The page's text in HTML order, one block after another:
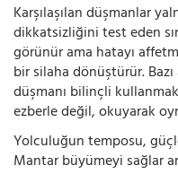
Karşılaşılan düşmanlar
dikkatsizliğini test eden
görünür ama hatayı
bir silaha dönüştürür.
düşmanı bilinçli
ezberle değil, okuyarak
Yolculuğun temposu,
Mantar büyümeyi sağlar